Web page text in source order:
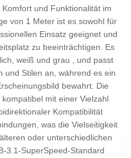
und Funktionalität im
von 1 Meter ist es sowohl für
Einsatz geeignet und
zu beeinträchtigen. Es
weiß und grau , und passt
und Stilen an, während es ein
bewahrt. Die
mit einer Vielzahl
Kompatibilität
was die Vielseitigkeit
oder unterschiedlichen
3.1-SuperSpeed-Standard